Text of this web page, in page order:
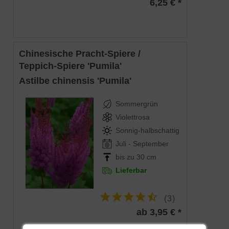
Portrait des Eisenkrauts 'Hammenstein Pink'
Staude, die mit ihrer langen Blütezeit und ihrer
unkomplizierten Art begeistert. Ursprünglich aus
einen festen Platz erobert. Mit kompaktem,
bodendeckendem Wuchs und einer Fülle leuchtend pinker
Blüten ist sie eine Bereicherung für jeden sonnigen
Standort. In diesem Portrait stellen wir Ihnen die
Eigenschaften und Vorzüge dieser attraktiven Sorte vor.
Herkunft und Wuchs
Regionen des amerikanischen Doppelkontinents
beheimatet. Die Sorte 'Hammenstein Pink' ist ein Cultivar,
das speziell für seine intensiv pinke Blütenfarbe und seine
6,25 € *
Chinesische Pracht-Spiere /
Teppich-Spiere 'Pumila'
Astilbe chinensis 'Pumila'
Sommergrün
Violettrosa
Sonnig-halbschattig
Juli - September
bis zu 30 cm
Lieferbar
(3)
ab 3,95 € *